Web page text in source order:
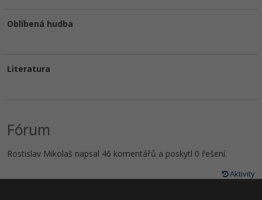
Oblíbená hudba
Literatura
Fórum
Rostislav Mikolaš napsal 46 komentářů a poskytl 0 řešení.
Aktivity